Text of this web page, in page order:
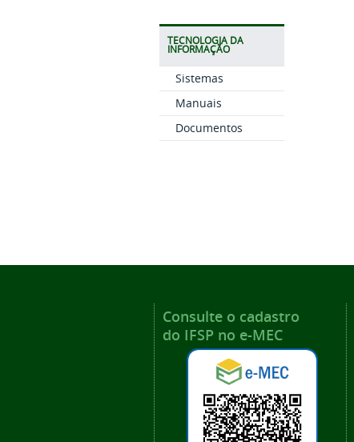
TECNOLOGIA DA
INFORMAÇÃO
Sistemas
Manuais
Documentos
Consulte o cadastro
do IFSP no e-MEC